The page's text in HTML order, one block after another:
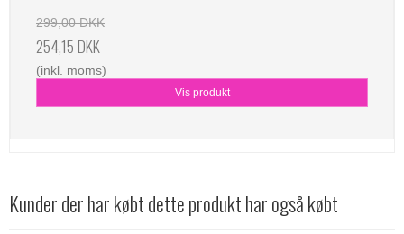
299,00 DKK
254,15 DKK
(inkl. moms)
Vis produkt
Kunder der har købt dette produkt har også købt